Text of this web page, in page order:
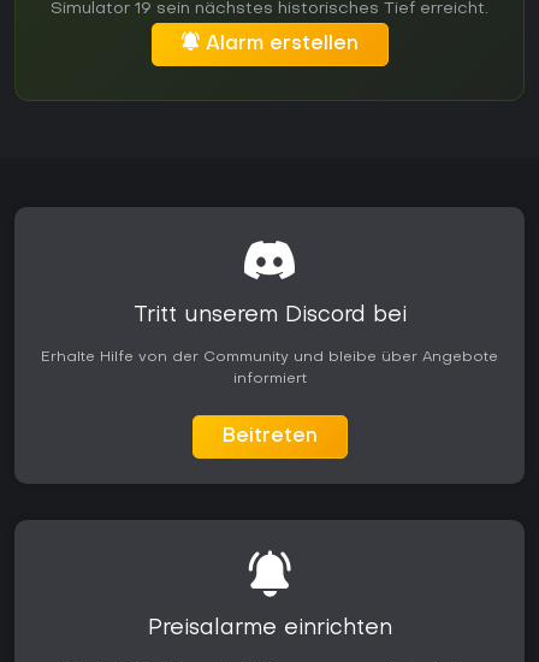
Simulator 19 sein nächstes historisches Tief erreicht.
Alarm erstellen
Tritt unserem Discord bei
Erhalte Hilfe von der Community und bleibe über Angebote
informiert
Beitreten
Preisalarme einrichten